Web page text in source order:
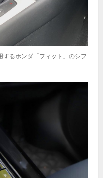
するホンダ「フィット」のシフ